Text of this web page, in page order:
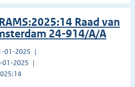
Raad van
24-914/A/A
01-2025
01-2025